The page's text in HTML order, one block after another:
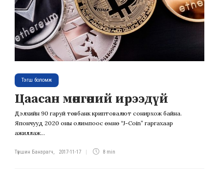
Тэгш боломж
Цаасан мөнгөний ирээдүй
Дэлхийн 90 гаруй төвбанк криптовалют сонирхож байна.
Япончууд 2020 оны олимпоос өмнө “J-Coin” гаргахаар
ажиллаж...
Түвшин Банзрагч, 2017-11-17 8 min